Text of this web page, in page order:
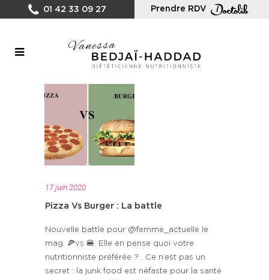
01 42 33 09 27 Prendre RDV
17 juin 2020
Pizza Vs Burger : La battle
Nouvelle battle pour @femme_actuelle le
mag: 🍕vs 🍔. Elle en pense quoi votre
nutritionniste préférée ? . Ce n’est pas un
secret : la junk food est néfaste pour la santé